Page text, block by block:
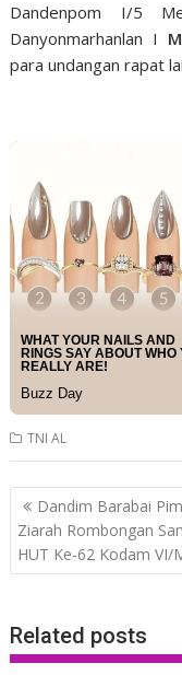
Dandenpom I/5
Danyonmarhanlan I
para undangan rapat
TNI AL
Post
navigation
Dandim Barabai
Ziarah Rombongan
HUT Ke-62 Kodam VI/
Related posts